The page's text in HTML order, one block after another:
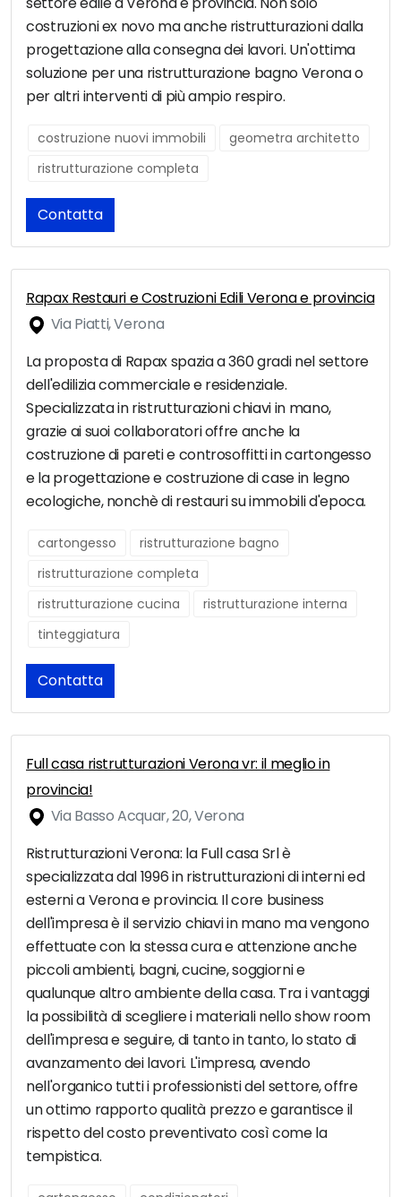
costruzioni ex novo ma anche ristrutturazioni dalla
progettazione alla consegna dei lavori. Un'ottima
soluzione per una ristrutturazione bagno Verona o
per altri interventi di più ampio respiro.
costruzione nuovi immobili
geometra architetto
ristrutturazione completa
Contatta
Rapax Restauri e Costruzioni Edili Verona e provincia
Via Piatti, Verona
La proposta di Rapax spazia a 360 gradi nel settore
dell'edilizia commerciale e residenziale.
Specializzata in ristrutturazioni chiavi in mano,
grazie ai suoi collaboratori offre anche la
costruzione di pareti e controsoffitti in cartongesso
e la progettazione e costruzione di case in legno
ecologiche, nonchè di restauri su immobili d'epoca.
cartongesso
ristrutturazione bagno
ristrutturazione completa
ristrutturazione cucina
ristrutturazione interna
tinteggiatura
Contatta
Full casa ristrutturazioni Verona vr: il meglio in
provincia!
Via Basso Acquar, 20, Verona
Ristrutturazioni Verona: la Full casa Srl è
specializzata dal 1996 in ristrutturazioni di interni ed
esterni a Verona e provincia. Il core business
dell'impresa è il servizio chiavi in mano ma vengono
effettuate con la stessa cura e attenzione anche
piccoli ambienti, bagni, cucine, soggiorni e
qualunque altro ambiente della casa. Tra i vantaggi
la possibilità di scegliere i materiali nello show room
dell'impresa e seguire, di tanto in tanto, lo stato di
avanzamento dei lavori. L'impresa, avendo
nell'organico tutti i professionisti del settore, offre
un ottimo rapporto qualità prezzo e garantisce il
rispetto del costo preventivato così come la
tempistica.